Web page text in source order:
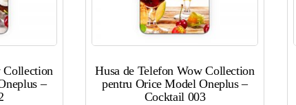
Collection
–
Husa de Telefon Wow Collection
pentru Orice Model Oneplus –
Cocktail 003